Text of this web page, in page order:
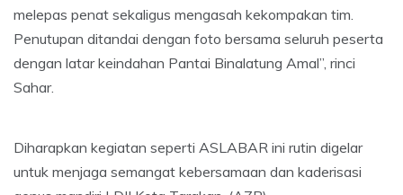
melepas penat sekaligus mengasah kekompakan tim.
Penutupan ditandai dengan foto bersama seluruh peserta
dengan latar keindahan Pantai Binalatung Amal”, rinci
Sahar.
Diharapkan kegiatan seperti ASLABAR ini rutin digelar
untuk menjaga semangat kebersamaan dan kaderisasi